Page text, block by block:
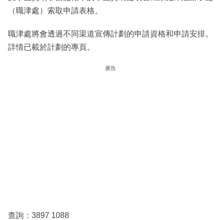
（職津處）索取申請表格。
職津處將會透過不同渠道宣傳計劃的申請資格和申請安排。
詳情已載於計劃的專頁。
廣告
查詢：3897 1088